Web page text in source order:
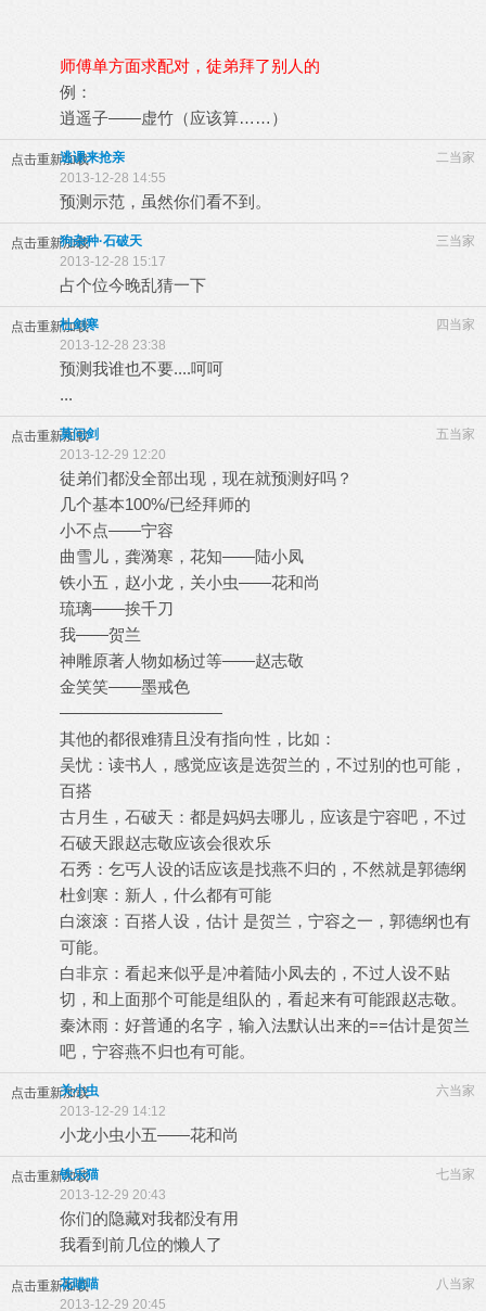
师傅单方面求配对，徒弟拜了别人的
例：
逍遥子——虚竹（应该算……）
点击重新加载 二当家
逃课来抢亲
2013-12-28 14:55
预测示范，虽然你们看不到。
点击重新加载 三当家
狗杂种·石破天
2013-12-28 15:17
占个位今晚乱猜一下
点击重新加载 四当家
杜剑寒
2013-12-28 23:38
预测我谁也不要....呵呵
...
点击重新加载 五当家
莫问剑
2013-12-29 12:20
徒弟们都没全部出现，现在就预测好吗？
几个基本100%/已经拜师的
小不点——宁容
曲雪儿，龚漪寒，花知——陆小凤
铁小五，赵小龙，关小虫——花和尚
琉璃——挨千刀
我——贺兰
神雕原著人物如杨过等——赵志敬
金笑笑——墨戒色
——————————
其他的都很难猜且没有指向性，比如：
吴忧：读书人，感觉应该是选贺兰的，不过别的也可能，
百搭
古月生，石破天：都是妈妈去哪儿，应该是宁容吧，不过
石破天跟赵志敬应该会很欢乐
石秀：乞丐人设的话应该是找燕不归的，不然就是郭德纲
杜剑寒：新人，什么都有可能
白滚滚：百搭人设，估计 是贺兰，宁容之一，郭德纲也有
可能。
白非京：看起来似乎是冲着陆小凤去的，不过人设不贴
切，和上面那个可能是组队的，看起来有可能跟赵志敬。
秦沐雨：好普通的名字，输入法默认出来的==估计是贺兰
吧，宁容燕不归也有可能。
点击重新加载 六当家
关小虫
2013-12-29 14:12
小龙小虫小五——花和尚
点击重新加载 七当家
铁乐猫
2013-12-29 20:43
你们的隐藏对我都没有用
我看到前几位的懒人了
点击重新加载 八当家
花喵喵
2013-12-29 20:45